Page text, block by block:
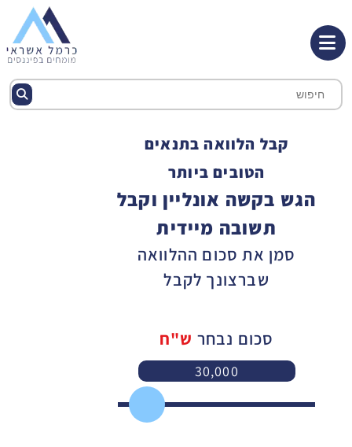
קבל הלוואה בתנאים
הטובים ביותר
הגש בקשה אונליין וקבל
תשובה מיידית
סמן את סכום ההלוואה
שברצונך לקבל
סכום נבחר ש"ח
30,000